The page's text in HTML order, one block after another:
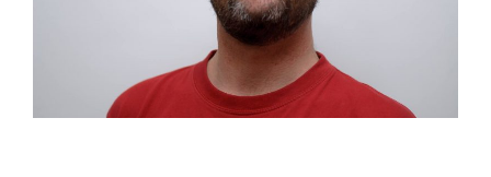
UDLAND
KULTUR